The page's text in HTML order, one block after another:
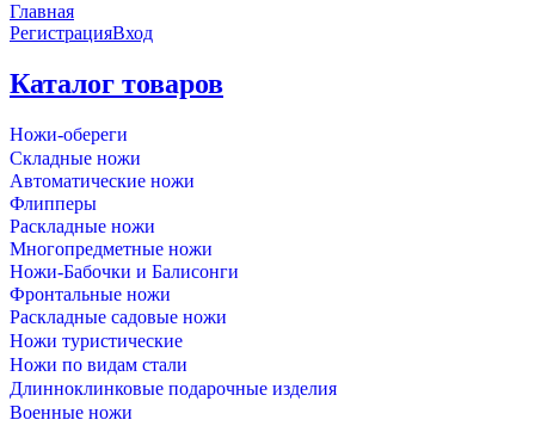
Главная
РегистрацияВход
Каталог товаров
Ножи-обереги
Складные ножи
Автоматические ножи
Флипперы
Раскладные ножи
Многопредметные ножи
Ножи-Бабочки и Балисонги
Фронтальные ножи
Раскладные садовые ножи
Ножи туристические
Ножи по видам стали
Длинноклинковые подарочные изделия
Военные ножи